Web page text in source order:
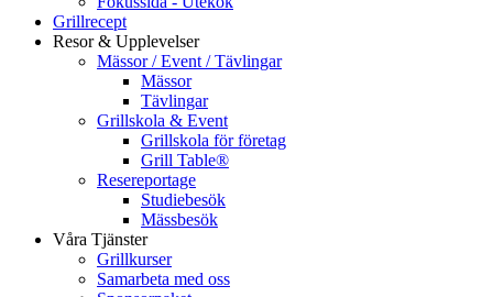
Grillrecept
Resor & Upplevelser
Mässor / Event / Tävlingar
Mässor
Tävlingar
Grillskola & Event
Grillskola för företag
Grill Table®
Resereportage
Studiebesök
Mässbesök
Våra Tjänster
Grillkurser
Samarbeta med oss